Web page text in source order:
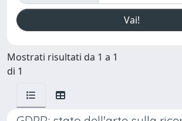
Mostrati risultati da 1 a 1
di 1